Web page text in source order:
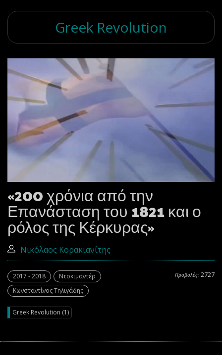
Greek Revolution
«200 χρόνια από την
Επανάσταση του 1821 και ο
ρόλος της Κέρκυρας»
Νικόλαος Κορακιανίτης
Προβολές: 2727
2017 - 2018
Ντοκιμαντέρ
Κωνσταντίνος Τηλιγάδης
Greek Revolution (1)